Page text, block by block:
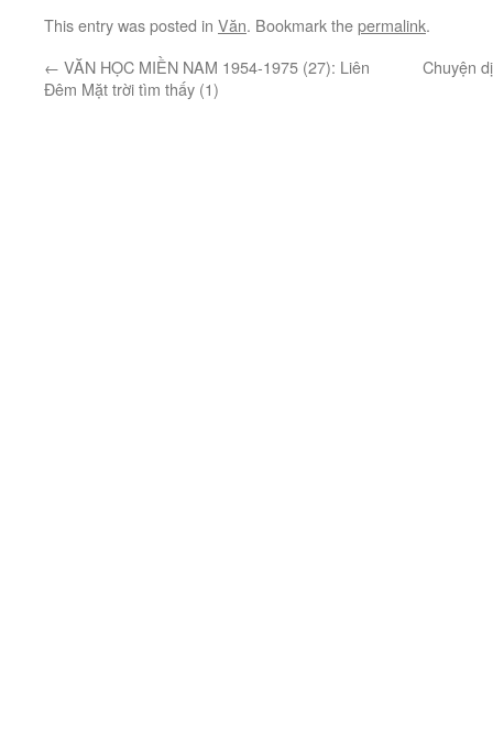
This entry was posted in Văn. Bookmark thepermalink.
← VĂN HỌC MIỀN NAM 1954-1975 (27): Liên
Đêm Mặt trời tìm thấy (1)
Chuyện